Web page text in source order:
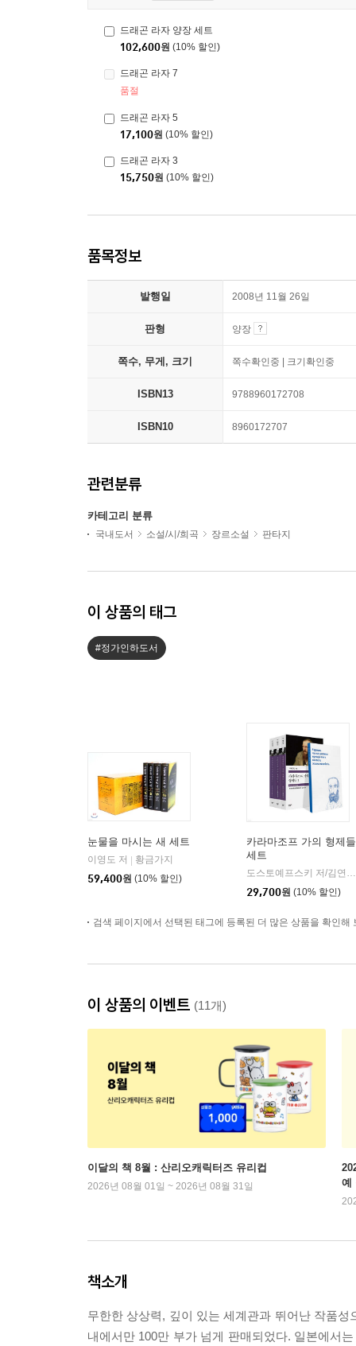
드래곤 라자 양장 세트
102,600원 (10% 할인)
드래곤 라자 7
품절
드래곤 라자 5
17,100원 (10% 할인)
드래곤 라자 3
15,750원 (10% 할인)
품목정보
발행일 2008년 11월 26일
판형 양장
쪽수, 무게, 크기 쪽수확인중 | 크기확인중
ISBN13 9788960172708
ISBN10 8960172707
관련분류
카테고리 분류
국내도서 소설/시/희곡 장르소설 판타지
이 상품의 태그
#정가인하도서
눈물을 마시는 새 세트
이영도 저
황금가지
59,400원 (10% 할인)
카라마조프 가의 형제들
세트
도스토예프스키 저/김연경 역
29,700원 (10% 할인)
검색 페이지에서 선택된 태그에 등록된 더 많은 상품을 확인해
이 상품의 이벤트 (11개)
이달의 책 8월 : 산리오캐릭터즈 유리컵
2026년 08월 01일 ~ 2026년 08월 31일
예
책소개
무한한 상상력, 깊이 있는 세계관과 뛰어난 작품
내에서만 100만 부가 넘게 판매되었다. 일본에서